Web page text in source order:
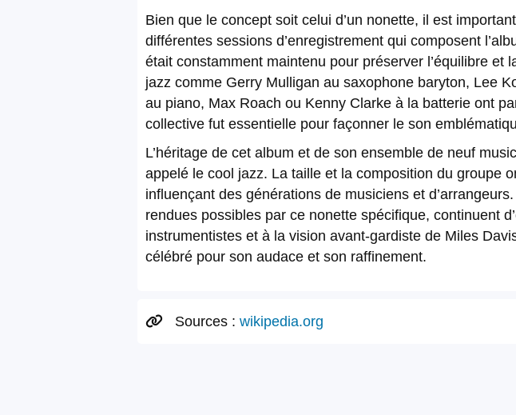
Bien que le concept soit celui d’un nonette, il est
différentes sessions d’enregistrement qui composent
était constamment maintenu pour préserver l’équilibre
jazz comme Gerry Mulligan au saxophone baryton, Lee
au piano, Max Roach ou Kenny Clarke à la batterie ont
collective fut essentielle pour façonner le son
L’héritage de cet album et de son ensemble de neuf
appelé le cool jazz. La taille et la composition du groupe
influençant des générations de musiciens et
rendues possibles par ce nonette spécifique, continuent
instrumentistes et à la vision avant-gardiste de Miles
célébré pour son audace et son raffinement.
Sources : wikipedia.org